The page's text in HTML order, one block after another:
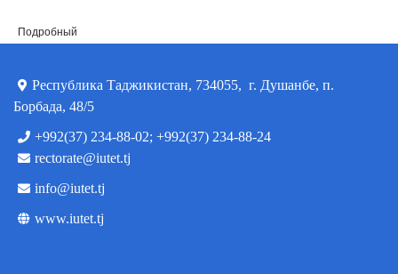
Подробный
Республика Таджикистан, 734055, г. Душанбе, п.
Борбада, 48/5
+992(37) 234-88-02; +992(37) 234-88-24
rectorate@iutet.tj
info@iutet.tj
www.iutet.tj